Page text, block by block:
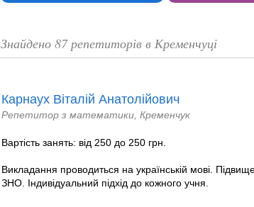
Знайдено 87 репетиторів в Кременчуці
Карнаух Віталій Анатолійович
Репетитор з математики, Кременчук
Вартість занять: від 250 до 250 грн.
Викладання проводиться на українській мові.
ЗНО. Індивідуальний підхід до кожного учня.